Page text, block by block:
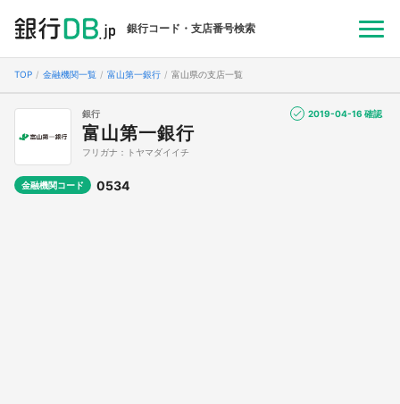
銀行コード・支店番号検索
TOP 金融機関一覧 富山第一銀行 富山県の支店一覧
銀行
富山第一銀行
フリガナ：トヤマダイイチ
金融機関コード 0534
2019-04-16 確認